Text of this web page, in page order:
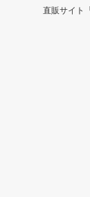
直販サイト